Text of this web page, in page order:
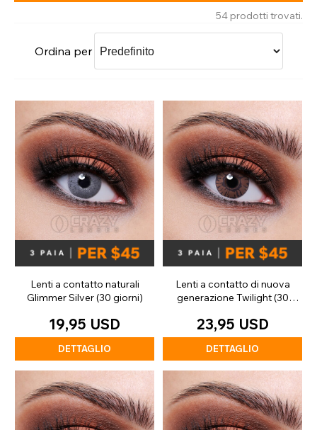
54 prodotti trovati.
Ordina per
Lenti a contatto naturali
Glimmer Silver (30 giorni)
19,95 USD
DETTAGLIO
Lenti a contatto di nuova
generazione Twilight (30
23,95 USD
DETTAGLIO